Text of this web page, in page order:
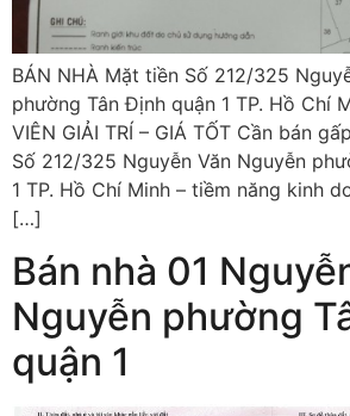
BÁN NHÀ Mặt tiền Số 212/325
phường Tân Định quận 1 TP. Hồ Chí
VIÊN GIẢI TRÍ – GIÁ TỐT Cần bán
Số 212/325 Nguyễn Văn Nguyễn
1 TP. Hồ Chí Minh – tiềm năng kinh
[…]
Bán nhà 01
Nguyễn phường
quận 1